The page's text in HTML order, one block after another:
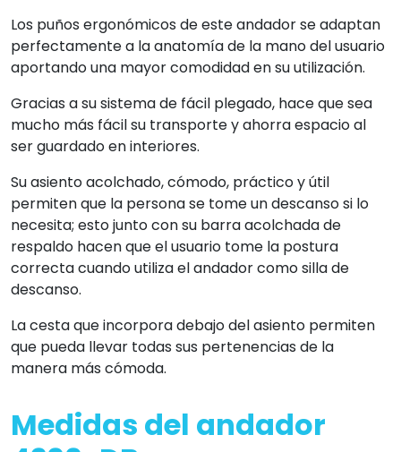
Los puños ergonómicos de este andador se adaptan
perfectamente a la anatomía de la mano del usuario
aportando una mayor comodidad en su utilización.
Gracias a su sistema de fácil plegado, hace que sea
mucho más fácil su transporte y ahorra espacio al
ser guardado en interiores.
Su asiento acolchado, cómodo, práctico y útil
permiten que la persona se tome un descanso si lo
necesita; esto junto con su barra acolchada de
respaldo hacen que el usuario tome la postura
correcta cuando utiliza el andador como silla de
descanso.
La cesta que incorpora debajo del asiento permiten
que pueda llevar todas sus pertenencias de la
manera más cómoda.
Medidas del andador